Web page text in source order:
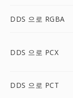
DDS 으로 RGBA
DDS 으로 PCX
DDS 으로 PCT